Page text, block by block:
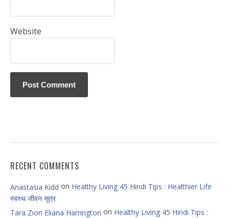
Website
RECENT COMMENTS
Anastasia Kidd on Healthy Living 45 Hindi Tips : Healthier Life
स्वस्थ जीवन सूत्र
Tara Zion Eliana Harrington on Healthy Living 45 Hindi Tips :